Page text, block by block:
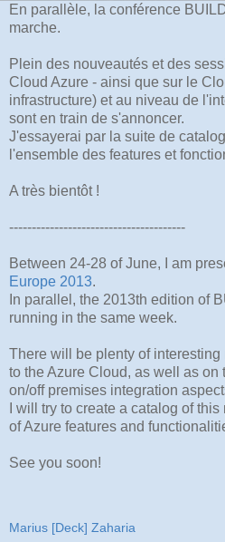
En parallèle, la conférence
marche.
Plein des nouveautés et des
Cloud Azure - ainsi que sur le
infrastructure) et au niveau de
sont en train de s'annoncer.
J'essayerai par la suite de
l'ensemble des features et
A très bientôt !
---------------------------------------
Between 24-28 of June, I am
Europe 2013.
In parallel, the 2013th edition of
running in the same week.
There will be plenty of
to the Azure Cloud, as well as on
on/off premises integration
I will try to create a catalog of
of Azure features and
See you soon!
Marius [Deck] Zaharia